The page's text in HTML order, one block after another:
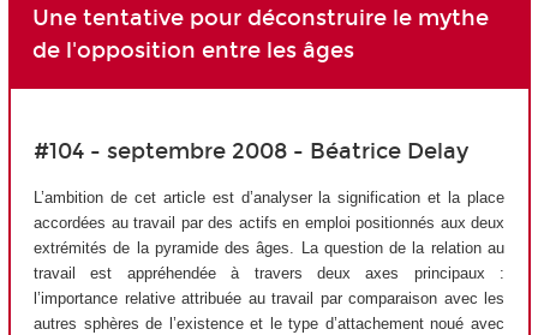
Une tentative pour déconstruire le mythe
de l'opposition entre les âges
#104 - septembre 2008 - Béatrice Delay
L’ambition de cet article est d’analyser la signification et la place
accordées au travail par des actifs en emploi positionnés aux deux
extrémités de la pyramide des âges. La question de la relation au
travail est appréhendée à travers deux axes principaux :
l’importance relative attribuée au travail par comparaison avec les
autres sphères de l’existence et le type d’attachement noué avec